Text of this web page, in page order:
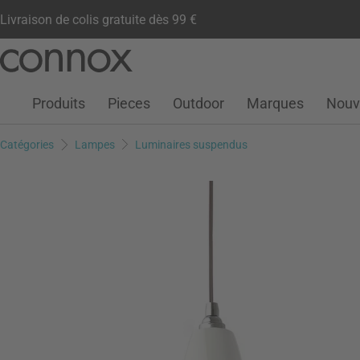
Livraison de colis gratuite dès 99 €
contenu
Compte clientListe de souhaits
Warenkorb
Produits Pieces Outdoor Marques
Catégories Lampes Luminaires suspendus